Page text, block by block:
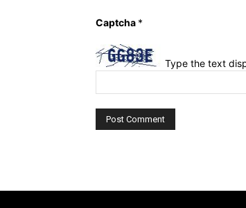
Captcha *
Type the text